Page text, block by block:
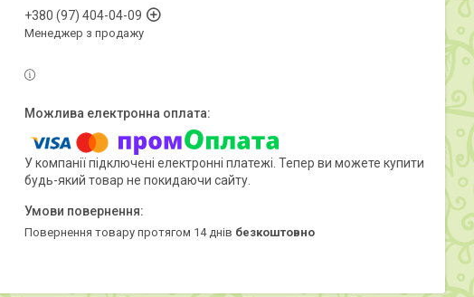
+380 (97) 404-04-09
Менеджер з продажу
У компанії підключені електронні платежі. Тепер ви можете купити
будь-який товар не покидаючи сайту.
повернення товару протягом 14 днів безкоштовно